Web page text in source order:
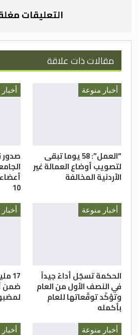
التعليقات
مقالات ذات علاقة
أخبار منوعة
“العمل”: 58 يوما تبقى
لتصويب أوضاع العمالة غير
الأردنية المخالفة
صدور
10
أخبار منوعة
الحكمة تسجّل أداءً جيداً
في النصف الأول من العام
وتؤكّد توقّعاتها للعام
بأكمله
17
ضمن
أخبار منوعة